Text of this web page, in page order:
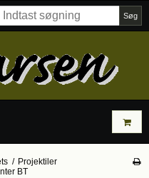
Søg
/ Projektiler
BT